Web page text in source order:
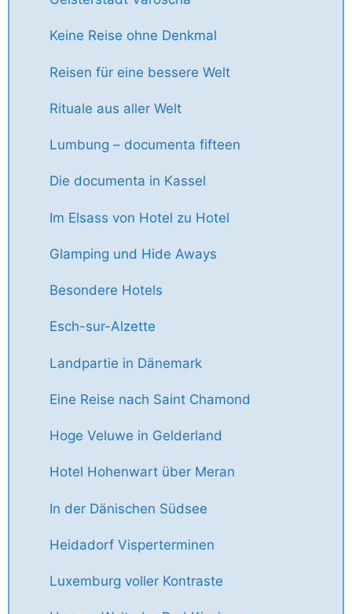
Keine Reise ohne Denkmal
Reisen für eine bessere Welt
Rituale aus aller Welt
Lumbung – documenta fifteen
Die documenta in Kassel
Im Elsass von Hotel zu Hotel
Glamping und Hide Aways
Besondere Hotels
Esch-sur-Alzette
Landpartie in Dänemark
Eine Reise nach Saint Chamond
Hoge Veluwe in Gelderland
Hotel Hohenwart über Meran
In der Dänischen Südsee
Heidadorf Visperterminen
Luxemburg voller Kontraste